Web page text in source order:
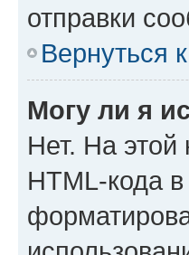
отправки
Вернуться
Могу ли я
Нет. На
HTML-кода